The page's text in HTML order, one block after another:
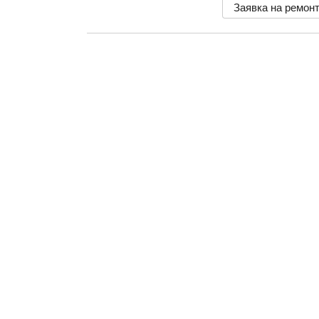
Заявка на ремонт